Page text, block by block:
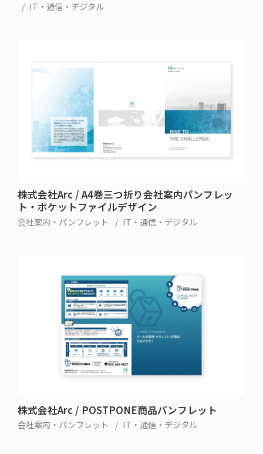
IT・通信・デジタル
株式会社Arc / A4巻三つ折り会社案内パンフレッ
ト・ポケットファイルデザイン
会社案内・パンフレット IT・通信・デジタル
株式会社Arc / POSTPONE商品パンフレット
会社案内・パンフレット IT・通信・デジタル